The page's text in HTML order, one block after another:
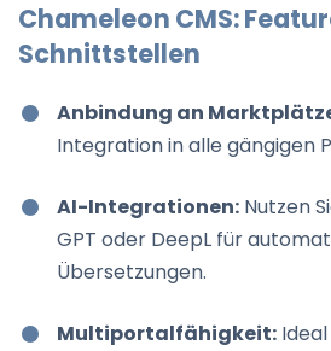
Chameleon CMS:
Schnittstellen
Anbindung an
Integration in alle gängigen
AI-Integrationen: Nutzen
GPT oder DeepL für
Übersetzungen.
Multiportalfähigkeit: